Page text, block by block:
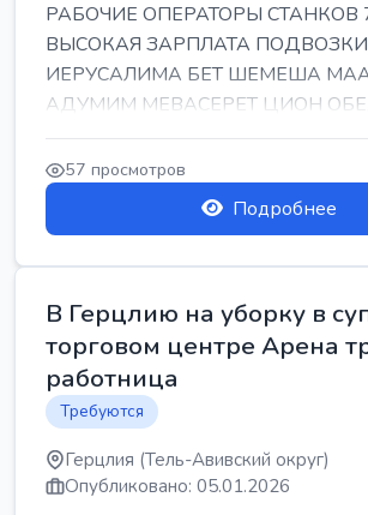
РАБОЧИЕ ОПЕРАТОРЫ СТАНКОВ
ВЫСОКАЯ ЗАРПЛАТА
ИЕРУСАЛИМА БЕТ ШЕМЕША
АДУМИМ МЕВАСЕРЕТ ЦИОН
ПОДАРКИ КОРПОРАТИВЫ ИНГА
57 просмотров
Подробнее
В Герцлию на уборку в
торговом центре Арена
работница
Требуются
Герцлия (Тель-Авивский округ)
Опубликовано: 05.01.2026